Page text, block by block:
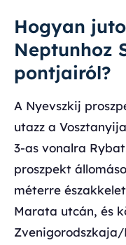
Hogyan
Neptunhoz
pontjairól?
A Nyevszkij
utazz a
3-as vonalra
proszpekt
méterre
Marata utcán, és
Zvenigorodszkaja/